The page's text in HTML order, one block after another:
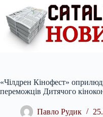
вмісту
«Чілдрен Кінофест»
переможців Дитячого
Павло Рудик